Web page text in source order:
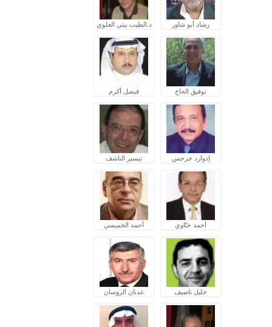
رشاد أبو شاور د.الطيب بيتي العلوي
توفيق الحاج فيصل أكرم
إدوارد جرجس تيسير الناشف
أحمد ختّاوي أحمد الخميسي
خليل ناصيف عدنان الروسان